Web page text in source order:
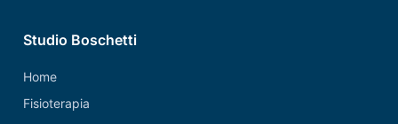
Studio Boschetti
Home
Fisioterapia